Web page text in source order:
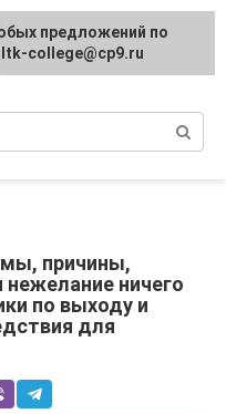
причины,
ничего
по выходу и
для
предложений по
ltk-college@cp9.ru